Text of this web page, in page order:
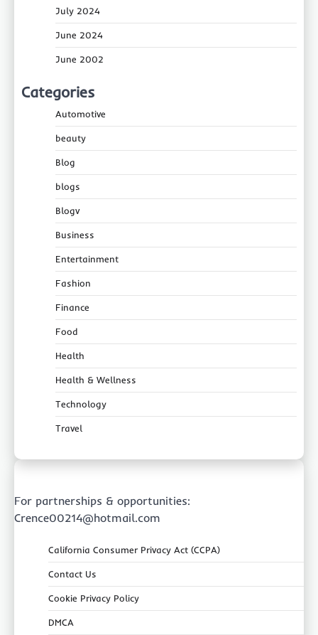
July 2024
June 2024
June 2002
Categories
Automotive
beauty
Blog
blogs
Blogv
Business
Entertainment
Fashion
Finance
Food
Health
Health & Wellness
Technology
Travel
For partnerships & opportunities:
Crence00214@hotmail.com
California Consumer Privacy Act (CCPA)
Contact Us
Cookie Privacy Policy
DMCA